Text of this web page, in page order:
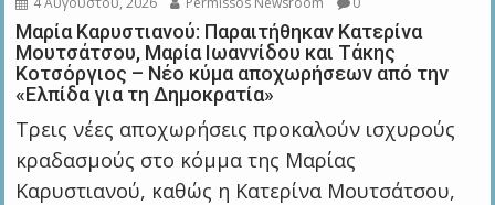
Μαρία Καρυστιανού: Παραιτήθηκαν Κατερίνα
Μουτσάτσου, Μαρία Ιωαννίδου και Τάκης
Κοτσόργιος – Νέο κύμα αποχωρήσεων από την
«Ελπίδα για τη Δημοκρατία»
Τρεις νέες αποχωρήσεις προκαλούν ισχυρούς
κραδασμούς στο κόμμα της Μαρίας
Καρυστιανού, καθώς η Κατερίνα Μουτσάτσου,